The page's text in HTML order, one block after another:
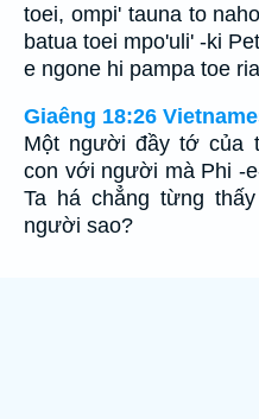
toei, ompi' tauna to
batua toei mpo'uli' -ki
e ngone hi pampa toe
Giaêng 18:26
Một người đầy tớ của
con với người mà Phi -
Ta há chẳng từng
người sao?